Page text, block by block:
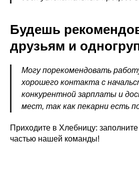
Будешь
друзьям и
Могу порекомендовать
хорошего контакта с
конкурентной зарплаты и
мест, так как пекарни есть
Приходите в Хлебницу: заполните
частью нашей команды!